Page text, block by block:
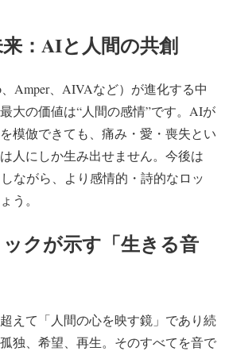
：AIと人間の共創
Amper、AIVAなど）が進化する中
大の価値は“人間の感情”です。AIが
模倣できても、痛み・愛・喪失とい
人にしか生み出せません。今後は
ながら、より感情的・詩的なロッ
う。
クが示す「生きる音
えて「人間の心を映す鏡」であり続
独、希望、再生。そのすべてを音で